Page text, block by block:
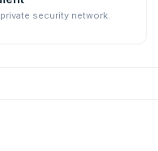
security network.